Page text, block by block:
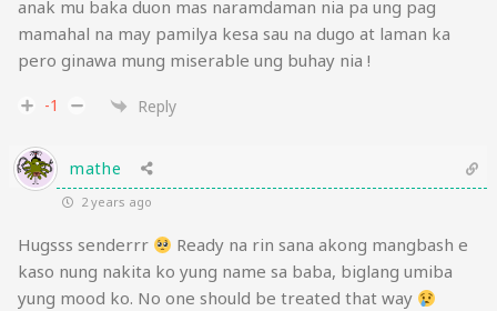
anak mu baka duon mas naramdaman nia pa ung pag
mamahal na may pamilya kesa sau na dugo at laman ka
pero ginawa mung miserable ung buhay nia !
-1 Reply
mathe
2 years ago
Hugsss senderrr
Ready na rin sana akong mangbash e
kaso nung nakita ko yung name sa baba, biglang umiba
yung mood ko. No one should be treated that way